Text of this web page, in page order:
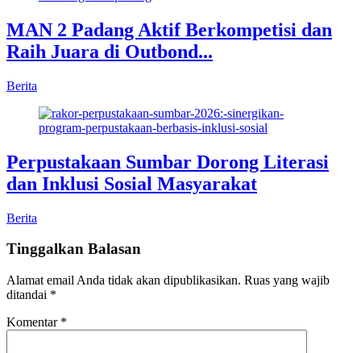
MAN 2 Padang Aktif Berkompetisi dan
Raih Juara di Outbond...
Berita
Perpustakaan Sumbar Dorong Literasi
dan Inklusi Sosial Masyarakat
Berita
Tinggalkan Balasan
Alamat email Anda tidak akan dipublikasikan. Ruas yang wajib
ditandai *
Komentar *